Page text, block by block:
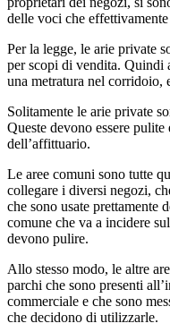
delle voci che
Per la legge, le arie private
per scopi di vendita. Quindi
una metratura nel corridoio,
Solitamente le arie private
Queste devono essere
dell’affittuario.
Le aree comuni sono tutte
collegare i diversi negozi,
che sono usate prettamente
comune che va a incidere
devono pulire.
Allo stesso modo, le altre
parchi che sono presenti
commerciale e che sono
che decidono di utilizzarle.